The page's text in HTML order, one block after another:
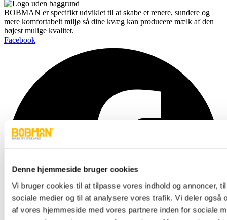
Denne hjemmeside bruger cookies
Vi bruger cookies til at tilpasse vores indhold og annoncer,
sociale medier og til at analysere vores trafik. Vi deler også
af vores hjemmeside med vores partnere inden for sociale
BOBMAN er specifikt udviklet til at skabe et renere, sundere og
mere komfortabelt miljø så dine kvæg kan producere mælk af den
højest mulige kvalitet.
Facebook